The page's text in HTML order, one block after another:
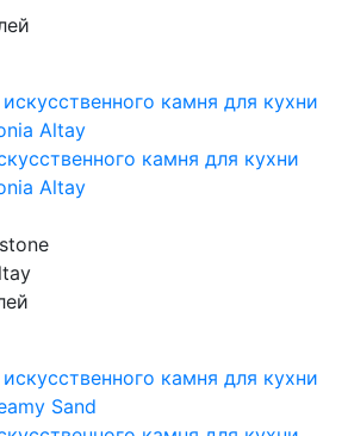
камня для кухни
Altay